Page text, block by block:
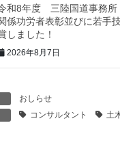
和8年度 三陸国道事務所
係功労者表彰並びに若手
しました！
2026年8月7日
おしらせ
コンサルタント 土